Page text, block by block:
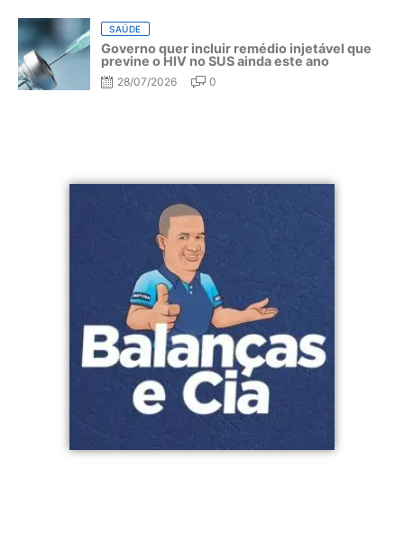
SAÚDE
Governo quer incluir remédio injetável que
previne o HIV no SUS ainda este ano
28/07/2026 0